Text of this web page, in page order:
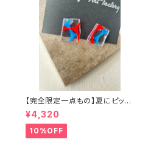
【完全限定一点もの】夏にピッタ
リアクリルアートピアス
¥4,320
10%OFF